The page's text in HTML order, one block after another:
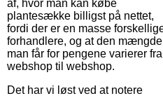
af, hvor man kan købe
plantesække billigst på nettet,
fordi der er en masse
forhandlere, og at den mængde
man får for pengene varierer fra
webshop til webshop.
Det har vi løst ved at notere